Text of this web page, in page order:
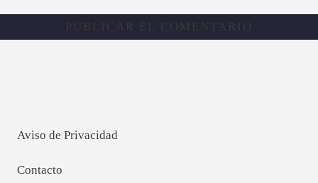
Aviso de Privacidad
Contacto